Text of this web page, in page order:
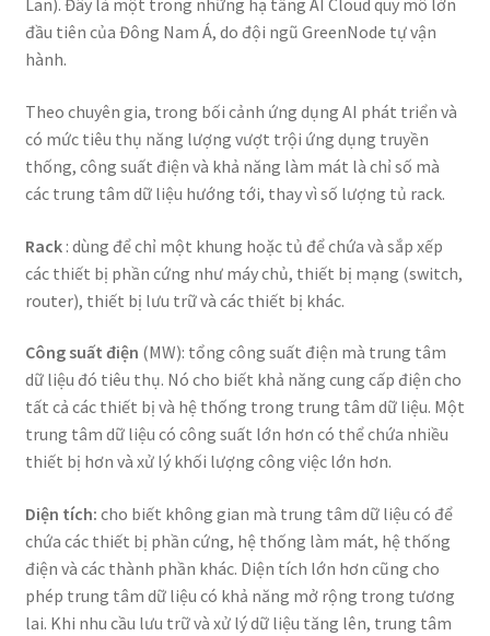
Lan). Đây là một trong những hạ tầng AI Cloud quy mô lớn
đầu tiên của Đông Nam Á, do đội ngũ GreenNode tự vận
hành.
Theo chuyên gia, trong bối cảnh ứng dụng AI phát triển và
có mức tiêu thụ năng lượng vượt trội ứng dụng truyền
thống, công suất điện và khả năng làm mát là chỉ số mà
các trung tâm dữ liệu hướng tới, thay vì số lượng tủ rack.
Rack : dùng để chỉ một khung hoặc tủ để chứa và sắp xếp
các thiết bị phần cứng như máy chủ, thiết bị mạng (switch,
router), thiết bị lưu trữ và các thiết bị khác.
Công suất điện (MW): tổng công suất điện mà trung tâm
dữ liệu đó tiêu thụ. Nó cho biết khả năng cung cấp điện cho
tất cả các thiết bị và hệ thống trong trung tâm dữ liệu. Một
trung tâm dữ liệu có công suất lớn hơn có thể chứa nhiều
thiết bị hơn và xử lý khối lượng công việc lớn hơn.
Diện tích: cho biết không gian mà trung tâm dữ liệu có để
chứa các thiết bị phần cứng, hệ thống làm mát, hệ thống
điện và các thành phần khác. Diện tích lớn hơn cũng cho
phép trung tâm dữ liệu có khả năng mở rộng trong tương
lai. Khi nhu cầu lưu trữ và xử lý dữ liệu tăng lên, trung tâm